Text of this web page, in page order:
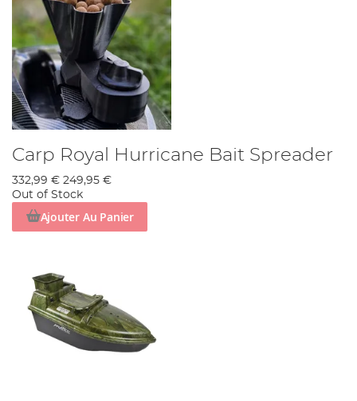
Carp Royal Hurricane Bait Spreader
332,99 € 249,95 €
Out of Stock
Ajouter Au Panier